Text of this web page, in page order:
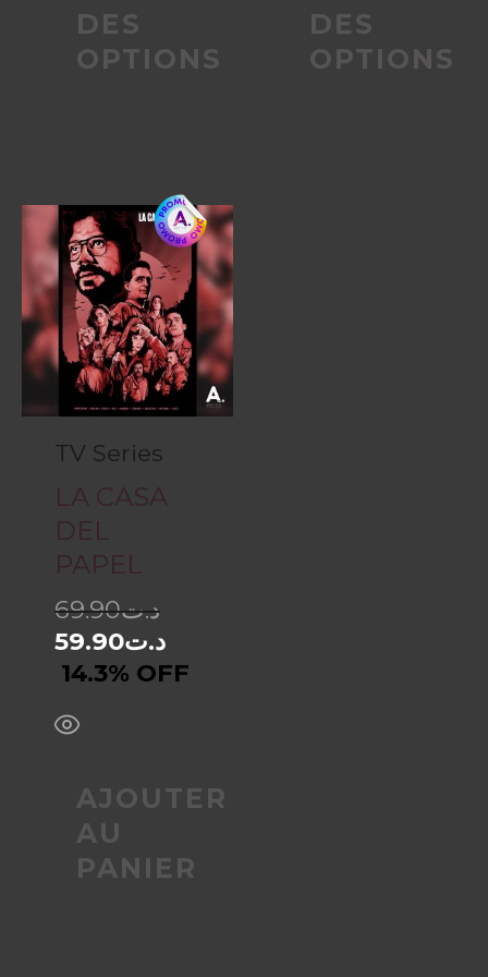
DES
OPTIONS
DES
OPTIONS
TV Series
LA CASA
DEL
PAPEL
د.ت69.90
د.ت59.90
14.3% OFF
AJOUTER
AU
PANIER